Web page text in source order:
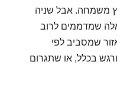
משמחה. אבל שניה
שמדממים לרוב
שמסביב לפי
בכלל, או שתגרום